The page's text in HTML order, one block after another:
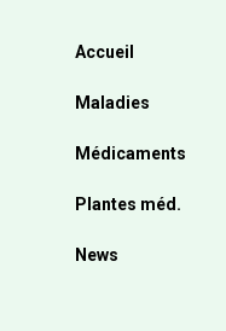
Accueil
Maladies
Médicaments
Plantes méd.
News